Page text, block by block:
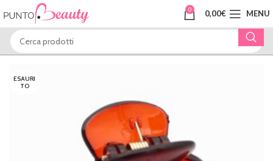
0 0,00€ MENU
ESAURI
TO